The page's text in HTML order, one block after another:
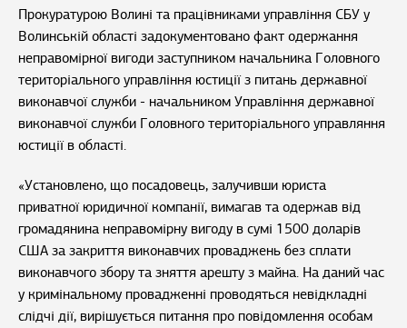
Прокуратурою Волині та працівниками управління СБУ у
Волинській області задокументовано факт одержання
неправомірної вигоди заступником начальника Головного
територіального управління юстиції з питань державної
виконавчої служби - начальником Управління державної
виконавчої служби Головного територіального управляння
юстиції в області.
«Установлено, що посадовець, залучивши юриста
приватної юридичної компанії, вимагав та одержав від
громадянина неправомірну вигоду в сумі 1500 доларів
США за закриття виконавчих проваджень без сплати
виконавчого збору та зняття арешту з майна. На даний час
у кримінальному провадженні проводяться невідкладні
слідчі дії, вирішується питання про повідомлення особам